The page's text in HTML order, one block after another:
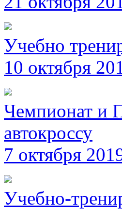
Учебно
10 октября
Чемпионат и
автокроссу
7 октября
Учебно-